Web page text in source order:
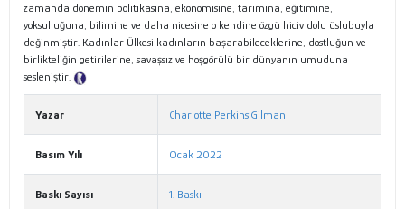
zamanda dönemin politikasına, ekonomisine, tarımına, eğitimine,
yoksulluğuna, bilimine ve daha nicesine o kendine özgü hiciv dolu üslubuyla
değinmiştir. Kadınlar Ülkesi kadınların başarabileceklerine, dostluğun ve
birlikteliğin getirilerine, savaşsız ve hoşgörülü bir dünyanın umuduna
sesleniştir.
Yazar Charlotte Perkins Gilman
Basım Yılı Ocak 2022
Baskı Sayısı 1. Baskı